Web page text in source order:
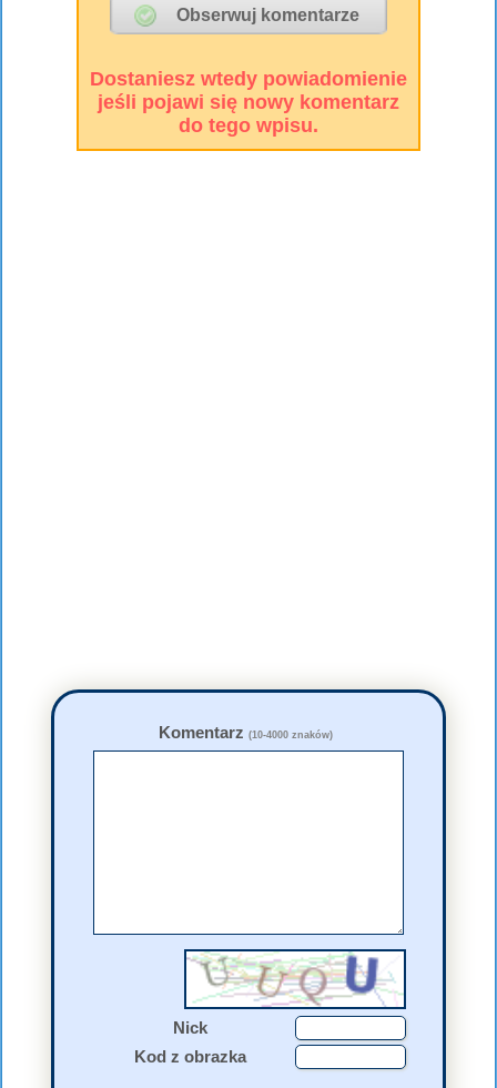
Dostaniesz wtedy powiadomienie
jeśli pojawi się nowy komentarz
do tego wpisu.
Komentarz (10-4000 znaków)
Nick
Kod z obrazka